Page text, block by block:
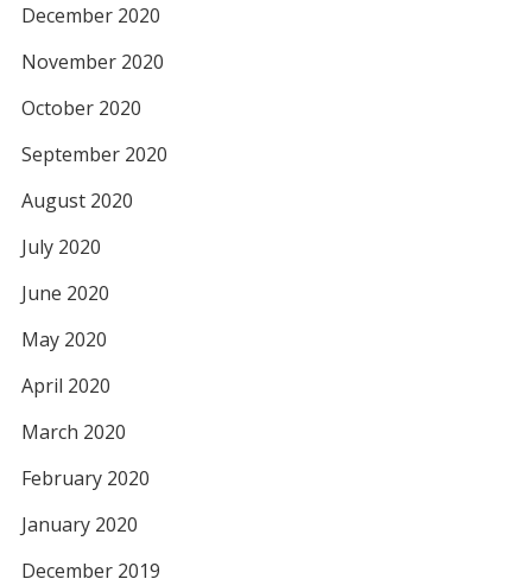
December 2020
November 2020
October 2020
September 2020
August 2020
July 2020
June 2020
May 2020
April 2020
March 2020
February 2020
January 2020
December 2019